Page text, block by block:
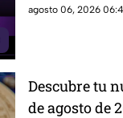
agosto 06, 2026
Descubre tu
de agosto de